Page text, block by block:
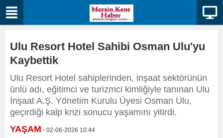
Ulu Resort Hotel Sahibi Osman Ulu'yu
Kaybettik
Ulu Resort Hotel sahiplerinden, inşaat sektörünün
ünlü adı, eğitimci ve turizmci kimliğiyle tanınan Ulu
İnşaat A.Ş. Yönetim Kurulu Üyesi Osman Ulu,
geçirdiği kalp krizi sonucu yaşamını yitirdi.
YAŞAM - 02-06-2026 10:44